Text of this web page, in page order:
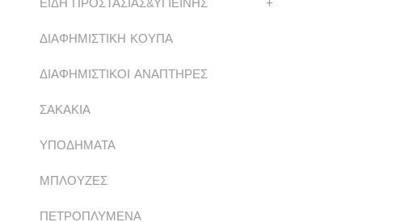
ΕΙΔΗ ΠΡΟΣΤΑΣΙΑΣ&ΥΓΙΕΙΝΗΣ +
ΔΙΑΦΗΜΙΣΤΙΚΗ ΚΟΥΠΑ
ΔΙΑΦΗΜΙΣΤΙΚΟΙ ΑΝΑΠΤΗΡΕΣ
ΣΑΚΑΚΙΑ
ΥΠΟΔΗΜΑΤΑ
ΜΠΛΟΥΖΕΣ
ΠΕΤΡΟΠΛΥΜΕΝΑ